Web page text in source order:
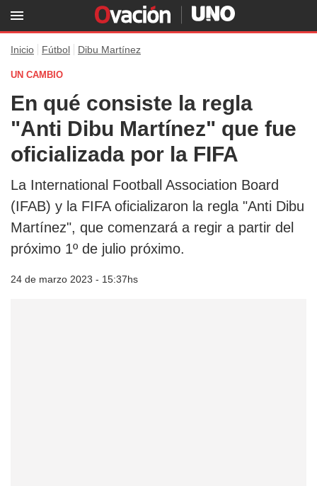
Inicio Fútbol Dibu Martínez
UN CAMBIO
En qué consiste la regla
"Anti Dibu Martínez" que fue
oficializada por la FIFA
La International Football Association Board
(IFAB) y la FIFA oficializaron la regla "Anti Dibu
Martínez", que comenzará a regir a partir del
próximo 1º de julio próximo.
24 de marzo 2023 - 15:37hs